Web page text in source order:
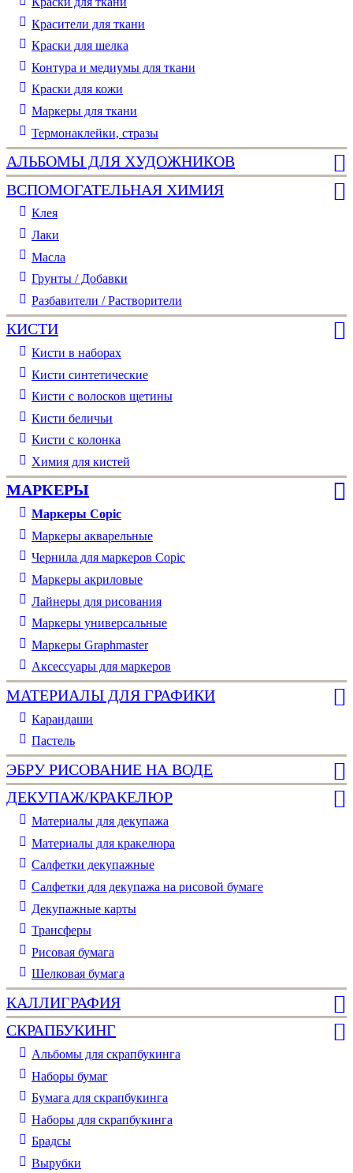
Красители для ткани
Краски для шелка
Контура и медиумы для ткани
Краски для кожи
Маркеры для ткани
Термонаклейки, стразы
АЛЬБОМЫ ДЛЯ ХУДОЖНИКОВ
ВСПОМОГАТЕЛЬНАЯ ХИМИЯ
Клея
Лаки
Масла
Грунты / Добавки
Разбавители / Растворители
КИСТИ
Кисти в наборах
Кисти синтетические
Кисти с волосков щетины
Кисти беличьи
Кисти с колонка
Химия для кистей
МАРКЕРЫ
Маркеры Copic
Маркеры акварельные
Чернила для маркеров Copic
Маркеры акриловые
Лайнеры для рисования
Маркеры универсальные
Маркеры Graphmaster
Аксессуары для маркеров
МАТЕРИАЛЫ ДЛЯ ГРАФИКИ
Карандаши
Пастель
ЭБРУ РИСОВАНИЕ НА ВОДЕ
ДЕКУПАЖ/КРАКЕЛЮР
Материалы для декупажа
Материалы для кракелюра
Cалфетки декупажные
Салфетки для декупажа на рисовой бумаге
Декупажные карты
Трансферы
Рисовая бумага
Шелковая бумага
КАЛЛИГРАФИЯ
СКРАПБУКИНГ
Альбомы для скрапбукинга
Наборы бумаг
Бумага для скрапбукинга
Наборы для скрапбукинга
Брадсы
Вырубки